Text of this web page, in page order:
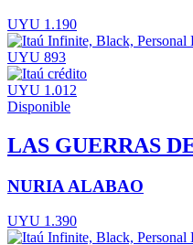
UYU 1.190
UYU 893
UYU 1.012
Disponible
LAS GUERRAS
NURIA ALABAO
UYU 1.390